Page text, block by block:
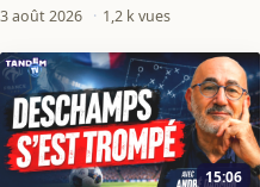
3 août 2026 · 1,2 k vues
15:06